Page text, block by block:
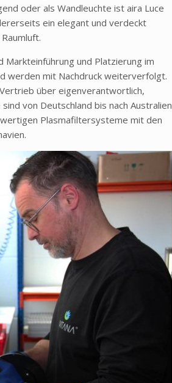
oder als Wandleuchte ist aira Luce
ein elegant und verdeckt
und Platzierung im
werden mit Nachdruck weiterverfolgt.
über eigenverantwortlich,
von Deutschland bis nach Australien
Plasmafiltersysteme mit den